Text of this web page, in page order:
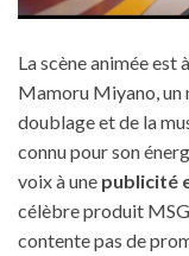
La scène animée est
Mamoru Miyano, un
doublage et de la
connu pour son
voix à une publicité
célèbre produit
contente pas de